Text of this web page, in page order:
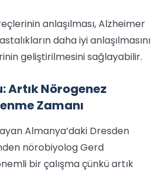
anlaşılması, Alzheimer
daha iyi anlaşılmasını
geliştirilmesini sağlayabilir.
Artık Nörogenez
Zamanı
Almanya’daki Dresden
nörobiyolog Gerd
bir çalışma çünkü artık